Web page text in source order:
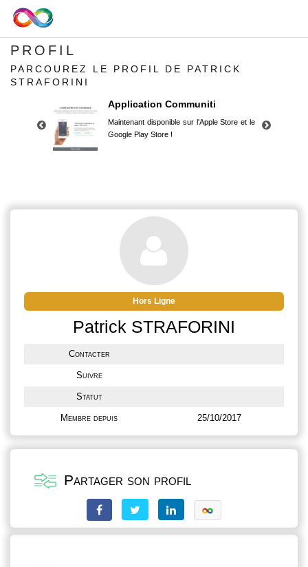
PROFIL
PARCOUREZ LE PROFIL DE PATRICK
STRAFORINI
Application Communiti
Maintenant disponible sur l'Apple Store et le
Google Play Store !
Google Play Store !
Hors Ligne
Patrick STRAFORINI
Contacter
Suivre
Statut
Membre depuis 25/10/2017
Partager son profil